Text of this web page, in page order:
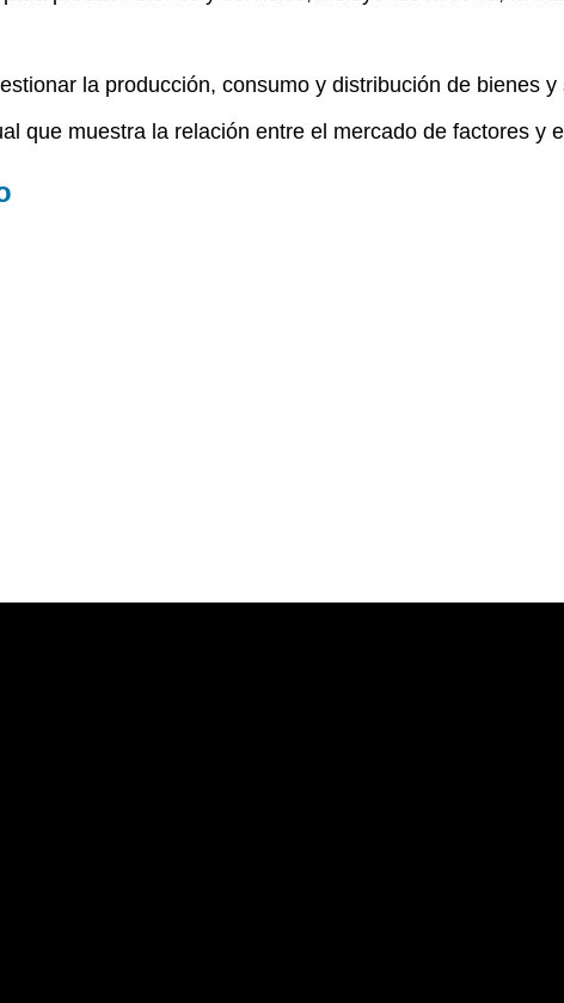
la producción, consumo y distribución de bienes y
que muestra la relación entre el mercado de factores y